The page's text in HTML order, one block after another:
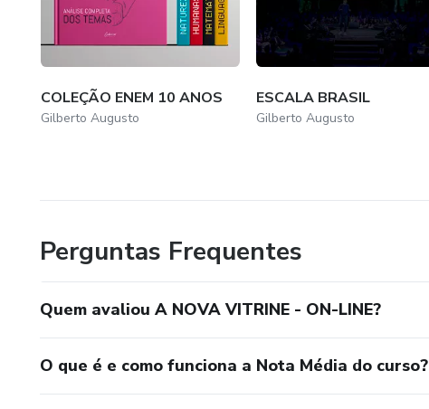
COLEÇÃO ENEM 10 ANOS
Gilberto Augusto
ESCALA BRASIL
Gilberto Augusto
Perguntas Frequentes
Quem avaliou A NOVA VITRINE - ON-LINE?
O que é e como funciona a Nota Média do curso?